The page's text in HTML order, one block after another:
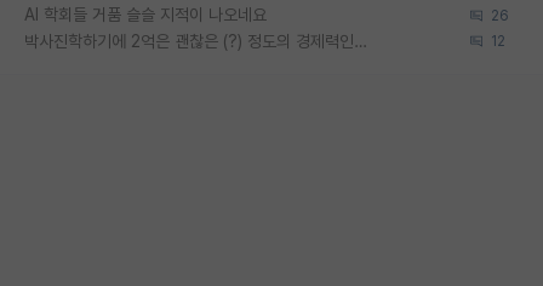
AI 학회들 거품 슬슬 지적이 나오네요 26
박사진학하기에 2억은 괜찮은 (?) 정도의 경제력인가요 12